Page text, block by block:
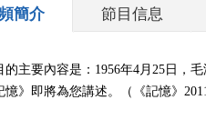
簡介 節目信息
的主要內容是：1956年4月25日，
憶》即將為您講述。（《記憶》